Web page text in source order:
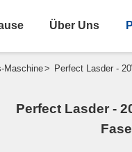
Über Uns
Maschine> Perfect Lasder -
Perfect Lasder -